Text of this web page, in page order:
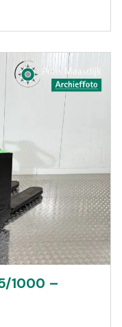
1000 –